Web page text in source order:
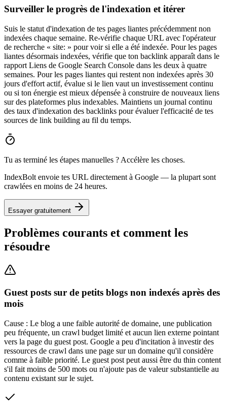
Surveiller le progrès de l'indexation et itérer
Suis le statut d'indexation de tes pages liantes précédemment non
indexées chaque semaine. Re-vérifie chaque URL avec l'opérateur
de recherche « site: » pour voir si elle a été indexée. Pour les pages
liantes désormais indexées, vérifie que ton backlink apparaît dans le
rapport Liens de Google Search Console dans les deux à quatre
semaines. Pour les pages liantes qui restent non indexées après 30
jours d'effort actif, évalue si le lien vaut un investissement continu
ou si ton énergie est mieux dépensée à construire de nouveaux liens
sur des plateformes plus indexables. Maintiens un journal continu
des taux d'indexation des backlinks pour évaluer l'efficacité de tes
sources de link building au fil du temps.
Tu as terminé les étapes manuelles ? Accélère les choses.
IndexBolt envoie tes URL directement à Google — la plupart sont
crawlées en moins de 24 heures.
Essayer gratuitement
Problèmes courants et comment les
résoudre
Guest posts sur de petits blogs non indexés après des
mois
Cause : Le blog a une faible autorité de domaine, une publication
peu fréquente, un crawl budget limité et aucun lien externe pointant
vers la page du guest post. Google a peu d'incitation à investir des
ressources de crawl dans une page sur un domaine qu'il considère
comme à faible priorité. Le guest post peut aussi être du thin content
s'il fait moins de 500 mots ou n'ajoute pas de valeur substantielle au
contenu existant sur le sujet.